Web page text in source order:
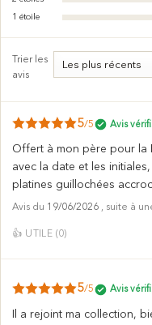
1 étoile
Trier les
avis
5/5 Avis
Offert à mon père pour la
avec la date et les
platines guillochées
Avis du 19/06/2026 , suite à
👍 UTILE (0)
5/5 Avis
Il a rejoint ma collection,